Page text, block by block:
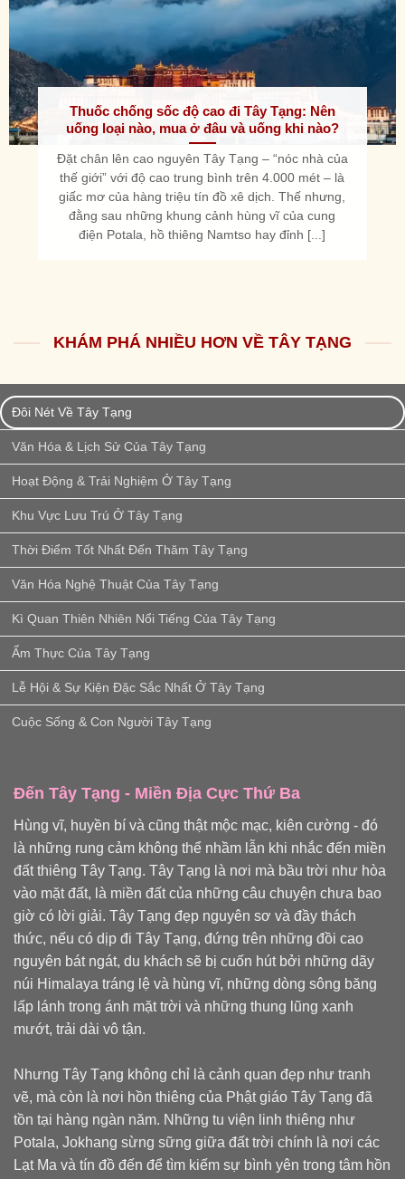
Thuốc chống sốc độ cao đi Tây Tạng: Nên
uống loại nào, mua ở đâu và uống khi nào?
Đặt chân lên cao nguyên Tây Tạng – “nóc nhà của
thế giới” với độ cao trung bình trên 4.000 mét – là
giấc mơ của hàng triệu tín đồ xê dịch. Thế nhưng,
đằng sau những khung cảnh hùng vĩ của cung
điện Potala, hồ thiêng Namtso hay đỉnh [...]
KHÁM PHÁ NHIỀU HƠN VỀ TÂY TẠNG
Đôi Nét Về Tây Tạng
Văn Hóa & Lịch Sử Của Tây Tạng
Hoạt Động & Trải Nghiệm Ở Tây Tạng
Khu Vực Lưu Trú Ở Tây Tạng
Thời Điểm Tốt Nhất Đến Thăm Tây Tạng
Văn Hóa Nghệ Thuật Của Tây Tạng
Kì Quan Thiên Nhiên Nổi Tiếng Của Tây Tạng
Ẩm Thực Của Tây Tạng
Lễ Hội & Sự Kiện Đặc Sắc Nhất Ở Tây Tạng
Cuộc Sống & Con Người Tây Tạng
Đến Tây Tạng - Miền Địa Cực Thứ Ba
Hùng vĩ, huyền bí và cũng thật mộc mạc, kiên cường - đó
là những rung cảm không thể nhầm lẫn khi nhắc đến miền
đất thiêng Tây Tạng. Tây Tạng là nơi mà bầu trời như hòa
vào mặt đất, là miền đất của những câu chuyện chưa bao
giờ có lời giải. Tây Tạng đẹp nguyên sơ và đầy thách
thức, nếu có dịp đi Tây Tạng, đứng trên những đồi cao
nguyên bát ngát, du khách sẽ bị cuốn hút bởi những dãy
núi Himalaya tráng lệ và hùng vĩ, những dòng sông băng
lấp lánh trong ánh mặt trời và những thung lũng xanh
mướt, trải dài vô tận.
Nhưng Tây Tạng không chỉ là cảnh quan đẹp như tranh
vẽ, mà còn là nơi hồn thiêng của Phật giáo Tây Tạng đã
tồn tại hàng ngàn năm. Những tu viện linh thiêng như
Potala, Jokhang sừng sững giữa đất trời chính là nơi các
Lạt Ma và tín đồ đến để tìm kiếm sự bình yên trong tâm hồn